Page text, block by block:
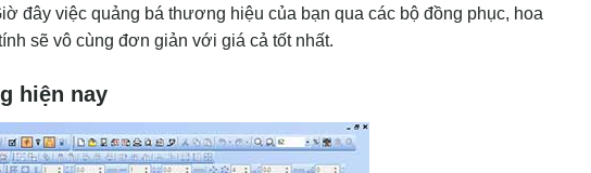
đây việc quảng bá thương hiệu của bạn qua các bộ đồng phục, hoa
sẽ vô cùng đơn giản với giá cả tốt nhất.
hiện nay